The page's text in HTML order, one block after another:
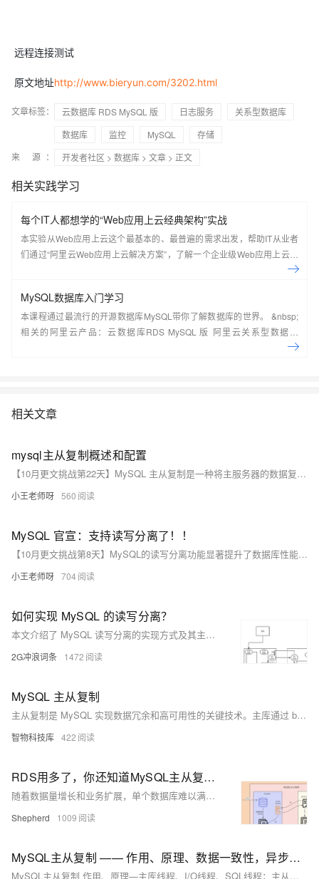
远程连接测试
原文地址http://www.bieryun.com/3202.html
文章标签： 云数据库 RDS MySQL 版 日志服务
关系型数据库
数据库
监控 MySQL
存储
来 源：
开发者社区 > 数据库 > 文章 > 正文
相关实践学习
每个IT人都想学的“Web应用上云经典架构”实战
本实验从Web应用上云这个最基本的、最普遍的需求出发，帮助IT从业者
们通过“阿里云Web应用上云解决方案”，了解一个企业级Web应用上云的
MySQL数据库入门学习
本课程通过最流行的开源数据库MySQL带你了解数据库的世界。 &nbsp;
相关的阿里云产品：云数据库RDS MySQL 版 阿里云关系型数据库
RDS（Relational Database Service）是一种稳定可靠、可弹性伸缩的在
相关文章
mysql主从复制概述和配置
【10月更文挑战第22天】MySQL 主从复制是一种将主服务器的数据复制到一个或多个从服务器的技术，实现读写分离，提高系统性能和可用性。主服务器记录变更日志，从服务器通过 I/O 和 SQL 线程读取并应用这些变更。适用于读写分离、数据备份和恢复、数据分析等场景。配置步骤包括修改配置文件、创建复制用户、配置从服务器连接主服务器并启动复制进程。
小王老师呀 560
MySQL 官宣：支持读写分离了！！
【10月更文挑战第8天】MySQL的读写分离功能显著提升了数据库性能、可用性和可靠性。通过将读写操作分配至不同服务器，有效减轻单个服务器负载，提高响应速度与吞吐量，并增强系统稳定性。此外，它还支持便捷的扩展方式，可通过增加只读服务器提升读操作性能。实现读写分离的方法包括软件层面（如使用数据库中间件）和硬件层面（使用独立服务器）。使用时需注意数据一致性、负载均衡及监控管理等问题。
小王老师呀 704
如何实现 MySQL 的读写分离？
本文介绍了 MySQL 读写分离的实现方式及其主从复制原理，解释了如何通过主从架构提升读并发能力。重点分析了主从同步延时问题及解决方案，如半同步复制、并行复制等技术手段，并结合实际案例探讨了高并发场景下的优化策略。文章还提醒开发者在编写代码时需谨慎处理插入后立即查询的情况，避免因主从延时导致的数据不一致问题。
2G冲浪词条 1472
MySQL 主从复制
主从复制是 MySQL 实现数据冗余和高可用性的关键技术。主库通过 binlog 记录操作，从库异步获取并回放这些日志，确保数据一致性。搭建主从复制需满足：多个数据库实例、主库开启 binlog、不同 server_id、创建复制用户、从库恢复主库数据、配置复制信息并开启复制线程。通过 `change master to` 和 `start slave` 命令启动复制，使用 `show slave status` 检查同步状态。常见问题包括 IO 和 SQL 线程故障，可通过重置和重新配置解决。延时原因涉及主库写入延迟、DUMP 线程性能及从库 SQL 线程串行执行等，需优化配置或启用并行处理
智物科技库 422
RDS用多了，你还知道MySQL主从复制底层原理和实现方案吗？
随着数据量增长和业务扩展，单个数据库难以满足需求，需调整为集群模式以实现负载均衡和读写分离。MySQL主从复制是常见的高可用架构，通过binlog日志同步数据，确保主从数据一致性。本文详细介绍MySQL主从复制原理及配置步骤，包括一主二从集群的搭建过程，帮助读者实现稳定可靠的数据库高可用架构。
Shepherd 1009
MySQL主从复制 —— 作用、原理、数据一致性，异步复制、半同步复制、组复制
MySQL主从复制 作用、原理—主库线程、I/O线程、SQL线程；主从同步要求，主从延迟原因及解决方案；数据一致性，异步复制、半同步复制、组复制